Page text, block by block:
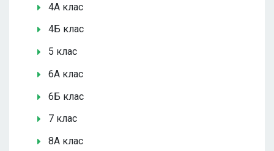
4А клас
4Б клас
5 клас
6А клас
6Б клас
7 клас
8А клас